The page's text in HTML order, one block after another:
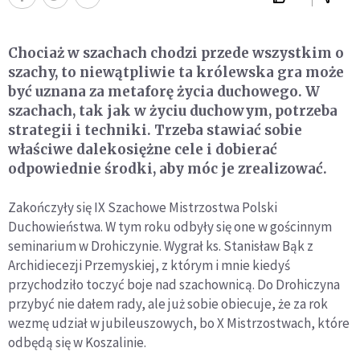
Chociaż w szachach chodzi przede wszystkim o
szachy, to niewątpliwie ta królewska gra może
być uznana za metaforę życia duchowego. W
szachach, tak jak w życiu duchowym, potrzeba
strategii i techniki. Trzeba stawiać sobie
właściwe dalekosiężne cele i dobierać
odpowiednie środki, aby móc je zrealizować.
Zakończyły się IX Szachowe Mistrzostwa Polski
Duchowieństwa. W tym roku odbyły się one w gościnnym
seminarium w Drohiczynie. Wygrał ks. Stanisław Bąk z
Archidiecezji Przemyskiej, z którym i mnie kiedyś
przychodziło toczyć boje nad szachownicą. Do Drohiczyna
przybyć nie dałem rady, ale już sobie obiecuje, że za rok
wezmę udział w jubileuszowych, bo X Mistrzostwach, które
odbędą się w Koszalinie.